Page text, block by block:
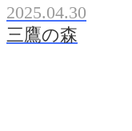
2025.04.30
三鷹の森